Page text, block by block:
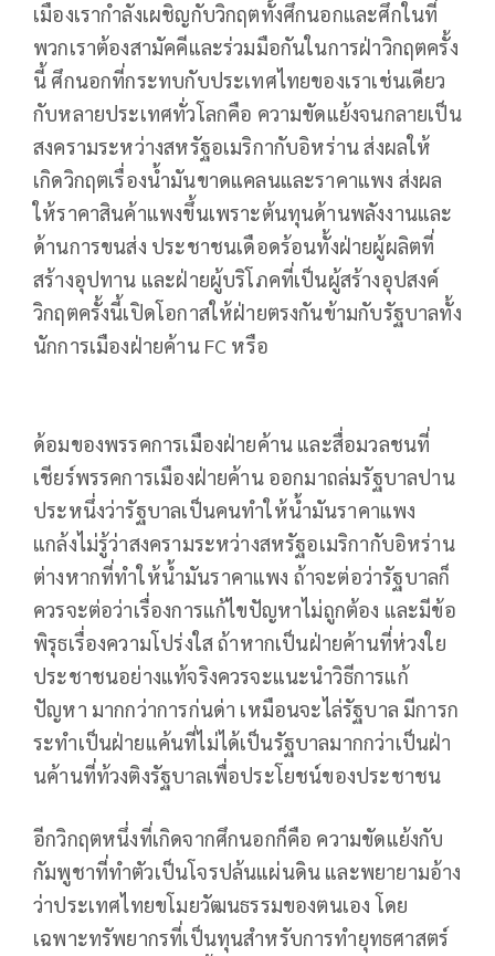
เมืองเรากำลังเผชิญกับวิกฤตทั้งศึกนอกและศึกในที่
พวกเราต้องสามัคคีและร่วมมือกันในการฝ่าวิกฤตครั้ง
นี้ ศึกนอกที่กระทบกับประเทศไทยของเราเช่นเดียว
กับหลายประเทศทั่วโลกคือ ความขัดแย้งจนกลายเป็น
สงครามระหว่างสหรัฐอเมริกากับอิหร่าน ส่งผลให้
เกิดวิกฤตเรื่องน้ำมันขาดแคลนและราคาแพง ส่งผล
ให้ราคาสินค้าแพงขึ้นเพราะต้นทุนด้านพลังงานและ
ด้านการขนส่ง ประชาชนเดือดร้อนทั้งฝ่ายผู้ผลิตที่
สร้างอุปทาน และฝ่ายผู้บริโภคที่เป็นผู้สร้างอุปสงค์
วิกฤตครั้งนี้เปิดโอกาสให้ฝ่ายตรงกันข้ามกับรัฐบาลทั้ง
นักการเมืองฝ่ายค้าน FC หรือ
ด้อมของพรรคการเมืองฝ่ายค้าน และสื่อมวลชนที่
เชียร์พรรคการเมืองฝ่ายค้าน ออกมาถล่มรัฐบาลปาน
ประหนึ่งว่ารัฐบาลเป็นคนทำให้น้ำมันราคาแพง
แกล้งไม่รู้ว่าสงครามระหว่างสหรัฐอเมริกากับอิหร่าน
ต่างหากที่ทำให้น้ำมันราคาแพง ถ้าจะต่อว่ารัฐบาลก็
ควรจะต่อว่าเรื่องการแก้ไขปัญหาไม่ถูกต้อง และมีข้อ
พิรุธเรื่องความโปร่งใส ถ้าหากเป็นฝ่ายค้านที่ห่วงใย
ประชาชนอย่างแท้จริงควรจะแนะนำวิธีการแก้
ปัญหา มากกว่าการก่นด่า เหมือนจะไล่รัฐบาล มีการก
ระทำเป็นฝ่ายแค้นที่ไม่ได้เป็นรัฐบาลมากกว่าเป็นฝ่า
นค้านที่ท้วงติงรัฐบาลเพื่อประโยชน์ของประชาชน
อีกวิกฤตหนึ่งที่เกิดจากศึกนอกก็คือ ความขัดแย้งกับ
กัมพูชาที่ทำตัวเป็นโจรปล้นแผ่นดิน และพยายามอ้าง
ว่าประเทศไทยขโมยวัฒนธรรมของตนเอง โดย
เฉพาะทรัพยากรที่เป็นทุนสำหรับการทำยุทธศาสตร์